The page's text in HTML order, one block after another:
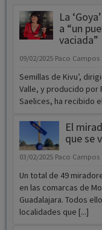
La
a “un
vaciada”
09/02/2025 Paco Campos
Semillas de Kivu’,
Valle, y producido por
Saelices, ha recibido
El
que se
03/02/2025 Paco Campos
Un total de 49
en las comarcas de
Guadalajara. Todos
localidades que [...]